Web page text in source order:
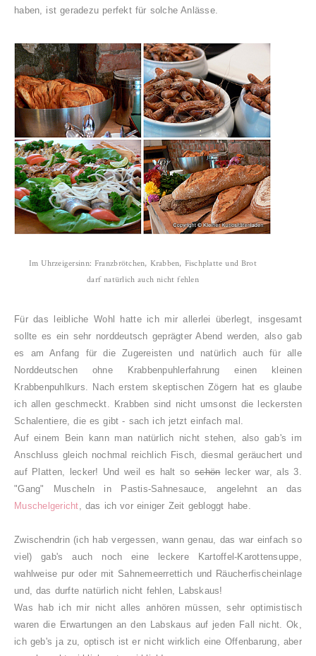
haben, ist geradezu perfekt für solche Anlässe.
Im Uhrzeigersinn: Franzbrötchen, Krabben, Fischplatte und Brot
darf natürlich auch nicht fehlen
Für das leibliche Wohl hatte ich mir allerlei überlegt, insgesamt
sollte es ein sehr norddeutsch geprägter Abend werden, also gab
es am Anfang für die Zugereisten und natürlich auch für alle
Norddeutschen ohne Krabbenpuhlerfahrung einen kleinen
Krabbenpuhlkurs. Nach erstem skeptischen Zögern hat es glaube
ich allen geschmeckt. Krabben sind nicht umsonst die leckersten
Schalentiere, die es gibt - sach ich jetzt einfach mal.
Auf einem Bein kann man natürlich nicht stehen, also gab's im
Anschluss gleich nochmal reichlich Fisch, diesmal geräuchert und
auf Platten, lecker! Und weil es halt soschönlecker war, als 3.
"Gang" Muscheln in Pastis-Sahnesauce, angelehnt an das
Muschelgericht , das ich vor einiger Zeit gebloggt habe.
Zwischendrin (ich hab vergessen, wann genau, das war einfach so
viel) gab's auch noch eine leckere Kartoffel-Karottensuppe,
wahlweise pur oder mit Sahnemeerrettich und Räucherfischeinlage
und, das durfte natürlich nicht fehlen, Labskaus!
Was hab ich mir nicht alles anhören müssen, sehr optimistisch
waren die Erwartungen an den Labskaus auf jeden Fall nicht. Ok,
ich geb's ja zu, optisch ist er nicht wirklich eine Offenbarung, aber